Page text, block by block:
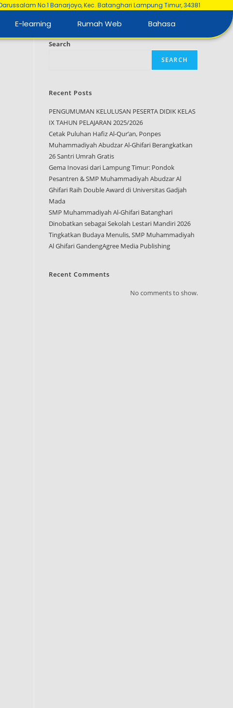
No.1 Banarjoyo, Kec. Batanghari Lampung Timur, 34381
E-learning Rumah Web Bahasa
Search
SEARCH
Recent Posts
PENGUMUMAN KELULUSAN PESERTA DIDIK KELAS
IX TAHUN PELAJARAN 2025/2026
Cetak Puluhan Hafiz Al-Qur’an, Ponpes
Muhammadiyah Abudzar Al-Ghifari Berangkatkan
26 Santri Umrah Gratis
Gema Inovasi dari Lampung Timur: Pondok
Pesantren & SMP Muhammadiyah Abudzar Al
Ghifari Raih Double Award di Universitas Gadjah
Mada
SMP Muhammadiyah Al-Ghifari Batanghari
Dinobatkan sebagai Sekolah Lestari Mandiri 2026
Tingkatkan Budaya Menulis, SMP Muhammadiyah
Al Ghifari GandengAgree Media Publishing
Recent Comments
No comments to show.